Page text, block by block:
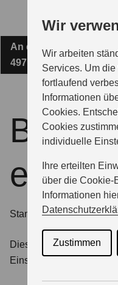
Wir
Wir arbeiten
Services. Um
fortlaufend
Informationen
Cookies.
Cookies
individuelle
Ihre erteilten
über die Cookie-
Informationen
Zustimmen
Hauptinhalt
AUTO BAUMANN &
MODELLE
ZUBEHÖR
BERATUNG & KAUF
An der Haarbrücke 1c
49716 Meppen
Stand der Erklärung
Diese Erklärung wurde
Einschätzung basiert